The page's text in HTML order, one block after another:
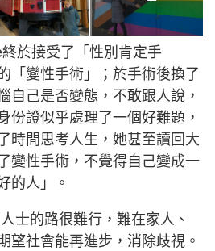
於接受了「性別肯定手
「變性手術」；於手術後換了
自己是否變態，不敢跟人說，
份證似乎處理了一個好難題，
時間思考人生，她甚至讀回大
變性手術，不覺得自己變成一
的人」。
士的路很難行，難在家人、
望社會能再進步，消除歧視。